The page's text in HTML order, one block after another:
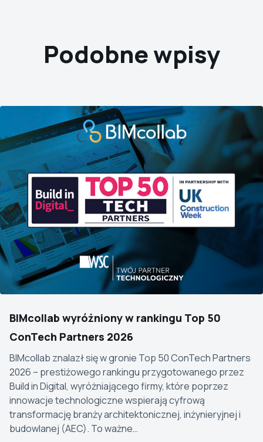
Podobne wpisy
BIMcollab wyróżniony w rankingu Top 50
ConTech Partners 2026
BIMcollab znalazł się w gronie Top 50 ConTech Partners
2026 – prestiżowego rankingu przygotowanego przez
Build in Digital, wyróżniającego firmy, które poprzez
innowacje technologiczne wspierają cyfrową
transformację branży architektonicznej, inżynieryjnej i
budowlanej (AEC). To ważne…